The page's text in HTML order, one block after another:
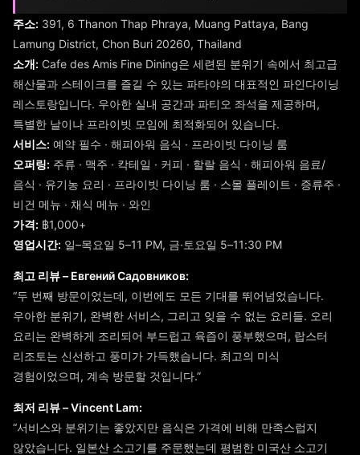
주소: 391, 6 Thanon Thap Phraya, Muang Pattaya, Bang
Lamung District, Chon Buri 20260, Thailand
소개: Cafe des Amis Fine Dining은 세련된 분위기 속에서 최고급
해산물과 스테이크를 즐길 수 있는 파타야의 대표적인 파인다이닝
레스토랑입니다. 우아한 실내 공간과 파티오 좌석을 제공하며,
특별한 날이나 프라이빗 모임에 최적화되어 있습니다.
서비스: 예약 필수 · 해피아워 음식 · 프라이빗 다이닝 룸
오퍼링: 주류 · 맥주 · 칵테일 · 커피 · 할랄 음식 · 해피아워 음료/
음식 · 유기농 요리 · 프라이빗 다이닝 룸 · 스몰 플레이트 · 증류주 ·
비건 메뉴 · 채식 메뉴 · 와인
가격: ฿1,000+
영업시간: 일–목요일 5–11 PM, 금·토요일 5–11:30 PM
최고 리뷰 – Евгений Садовников:
“두 번째 방문이었는데, 이번에도 모든 기대를 뛰어넘었습니다.
우아한 분위기, 완벽한 서비스, 그리고 잊을 수 없는 요리들. 오리
요리는 완벽하게 조리되어 부드럽고 육즙이 풍부했으며, 랍스터
리조토는 신선하고 풍미가 가득했습니다. 최고의 미식
경험이었으며, 계속 방문할 것입니다.”
최저 리뷰 – Vincent Lam:
“서비스와 분위기는 좋았지만 음식은 가격에 비해 만족스럽지
않았습니다. 일본산 소고기를 주문했는데 평범한 미국산 소고기